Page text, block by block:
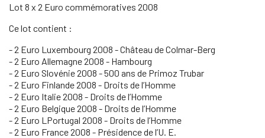
Lot 8 x 2 Euro commémoratives 2008
Ce lot contient :
- 2 Euro Luxembourg 2008 - Château de Colmar-Berg
- 2 Euro Allemagne 2008 - Hambourg
- 2 Euro Slovénie 2008 - 500 ans de Primoz Trubar
- 2 Euro Finlande 2008 - Droits de l’Homme
- 2 Euro Italie 2008 - Droits de l’Homme
- 2 Euro Belgique 2008 - Droits de l’Homme
- 2 Euro LPortugal 2008 - Droits de l’Homme
- 2 Euro France 2008 - Présidence de l’U. E.